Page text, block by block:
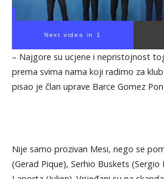
Next video in 1
– Najgore su ucjene i nepristojnost
prema svima nama koji radimo za
pisao je član uprave Barce Gomez
Nije samo prozivan Mesi, nego se
(Gerad Pique), Serhio Buskets